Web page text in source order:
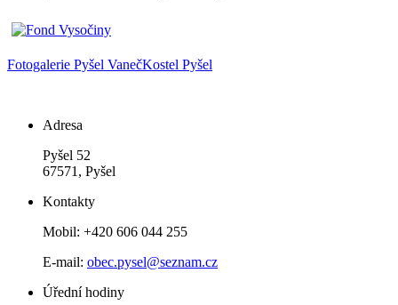
Fotogalerie Pyšel VanečKostel Pyšel
Adresa
Pyšel 52
67571, Pyšel
Kontakty
Mobil: +420 606 044 255
E-mail: obec.pysel@seznam.cz
Úřední hodiny